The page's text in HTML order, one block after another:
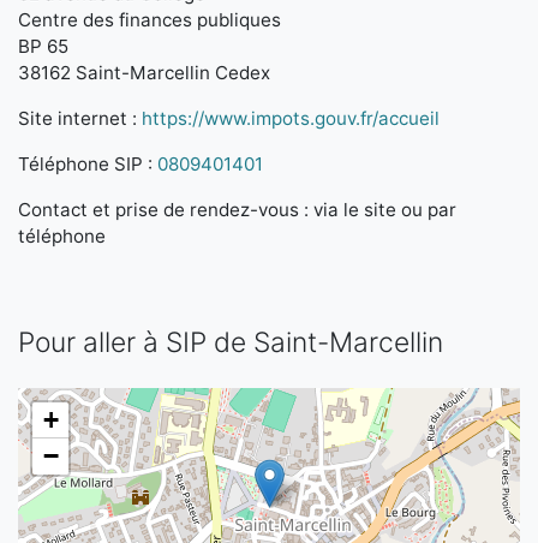
Centre des finances publiques
BP 65
38162 Saint-Marcellin Cedex
Site internet : https://www.impots.gouv.fr/accueil
Téléphone SIP : 0809401401
Contact et prise de rendez-vous : via le site ou par
téléphone
Pour aller à SIP de Saint-Marcellin
+
−